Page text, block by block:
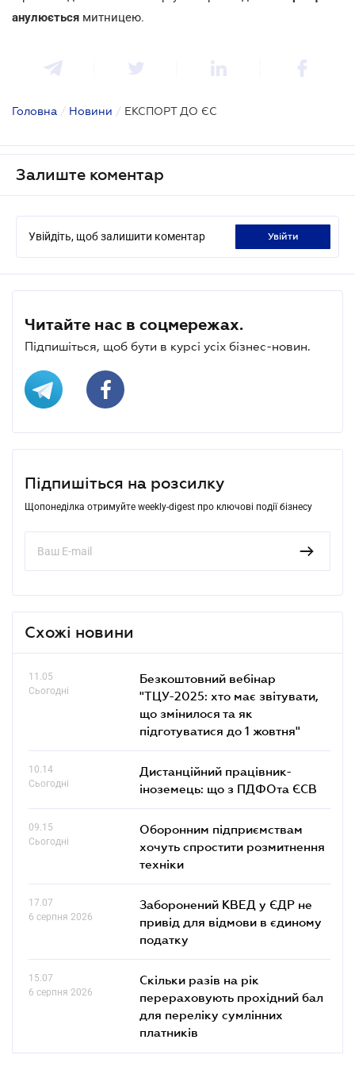
анулюється митницею.
Головна / Новини / ЕКСПОРТ ДО ЄС
Залиште коментар
Увійдіть, щоб залишити коментар увійти
Читайте нас в соцмережах.
Підпишіться, щоб бути в курсі усіх бізнес-новин.
Підпишіться на розсилку
Щопонеділка отримуйте weekly-digest про ключові події бізнесу
Схожі новини
11.05
Сьогодні
Безкоштовний вебінар
"ТЦУ-2025: хто має звітувати,
що змінилося та як
підготуватися до 1 жовтня"
10.14
Сьогодні
Дистанційний працівник-
іноземець: що з ПДФОта ЄСВ
09.15
Сьогодні
Оборонним підприємствам
хочуть спростити розмитнення
техніки
17.07
6 серпня 2026
Заборонений КВЕД у ЄДР не
привід для відмови в єдиному
податку
15.07
6 серпня 2026
Скільки разів на рік
перераховують прохідний бал
для переліку сумлінних
платників